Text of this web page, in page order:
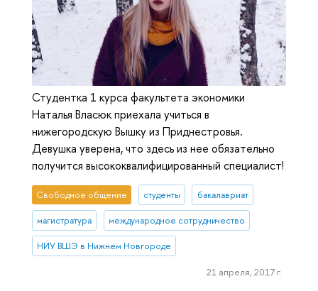
Студентка 1 курса факультета экономики
Наталья Власюк приехала учиться в
нижегородскую Вышку из Приднестровья.
Девушка уверена, что здесь из нее обязательно
получится высококвалифицированный специалист!
Свободное общение студенты бакалавриат
магистратура международное сотрудничество
НИУ ВШЭ в Нижнем Новгороде
21 апреля, 2017 г.